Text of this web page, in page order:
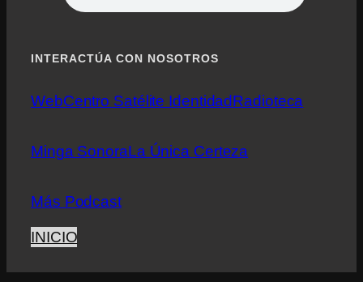
INTERACTÚA CON NOSOTROS
WebCentro Satélite IdentidadRadioteca
Minga SonoraLa Única Certeza
Más Podcast
INICIO